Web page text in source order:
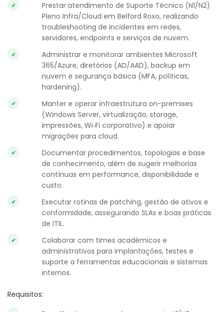
Prestar atendimento de Suporte Técnico (N1/N2)
Pleno Infra/Cloud em Belford Roxo, realizando
troubleshooting de incidentes em redes,
servidores, endpoints e serviços de nuvem.
Administrar e monitorar ambientes Microsoft
365/Azure, diretórios (AD/AAD), backup em
nuvem e segurança básica (MFA, políticas,
hardening).
Manter e operar infraestrutura on-premises
(Windows Server, virtualização, storage,
impressões, Wi‑Fi corporativo) e apoiar
migrações para cloud.
Documentar procedimentos, topologias e base
de conhecimento, além de sugerir melhorias
contínuas em performance, disponibilidade e
custo.
Executar rotinas de patching, gestão de ativos e
conformidade, assegurando SLAs e boas práticas
de ITIL.
Colaborar com times acadêmicos e
administrativos para implantações, testes e
suporte a ferramentas educacionais e sistemas
internos.
Requisitos: